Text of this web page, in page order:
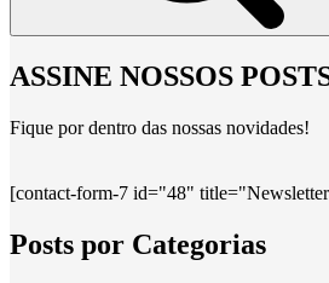
ASSINE NOSSOS
Fique por dentro das nossas novidades!
[contact-form-7 id="48"
Posts por Categorias